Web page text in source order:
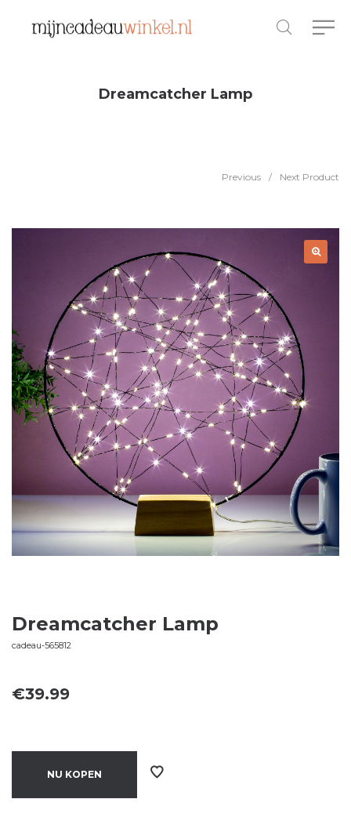
Dreamcatcher Lamp
Previous / Next Product
Dreamcatcher Lamp
cadeau-565812
€39.99
NU KOPEN